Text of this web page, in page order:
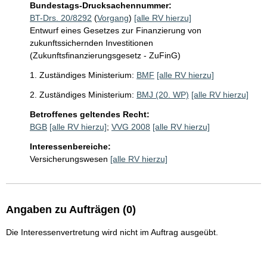
Bundestags-Drucksachennummer:
BT-Drs. 20/8292 (Vorgang) [alle RV hierzu]
Entwurf eines Gesetzes zur Finanzierung von
zukunftssichernden Investitionen
(Zukunftsfinanzierungsgesetz - ZuFinG)
1. Zuständiges Ministerium: BMF [alle RV hierzu]
2. Zuständiges Ministerium: BMJ (20. WP) [alle RV hierzu]
Betroffenes geltendes Recht:
BGB [alle RV hierzu]; VVG 2008 [alle RV hierzu]
Interessenbereiche:
Versicherungswesen [alle RV hierzu]
Angaben zu Aufträgen (0)
Die Interessenvertretung wird nicht im Auftrag ausgeübt.